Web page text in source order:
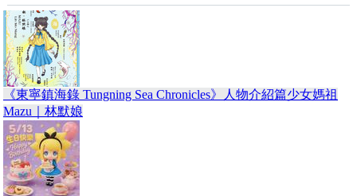
《東寧鎮海錄 Tungning Sea Chronicles》人物介紹篇少女媽祖
Mazu｜林默娘